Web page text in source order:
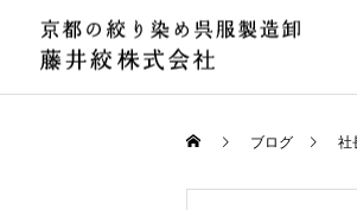
ブログ 社